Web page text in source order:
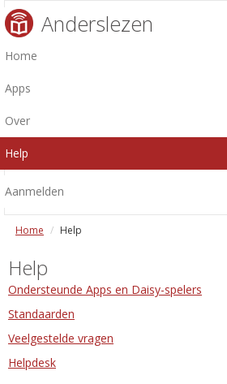
Anderslezen
Home
Apps
Over
Help
Aanmelden
Home Help
Help
Ondersteunde Apps en Daisy-spelers
Standaarden
Veelgestelde vragen
Helpdesk